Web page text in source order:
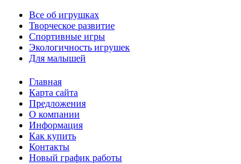
Все об игрушках
Творческое развитие
Спортивные игры
Экологичность игрушек
Для малышей
Главная
Карта сайта
Предложения
О компании
Информация
Как купить
Контакты
Новый график работы